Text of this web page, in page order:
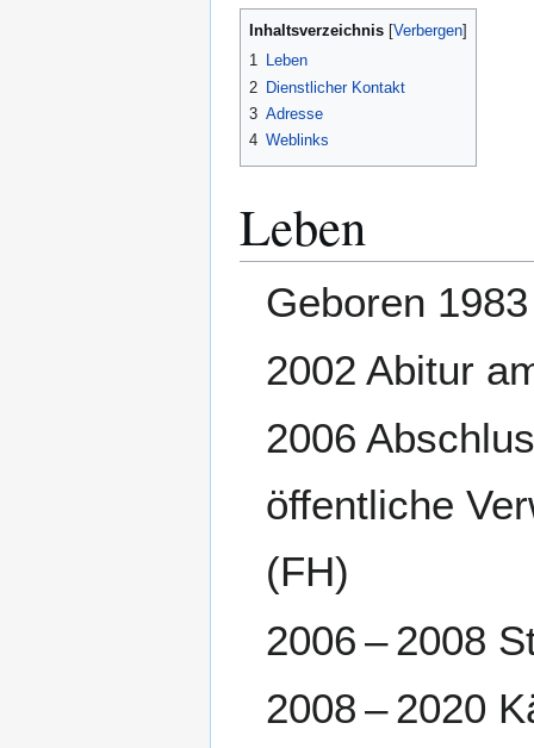
Inhaltsverzeichnis
1 Leben
2 Dienstlicher Kontakt
3 Adresse
4 Weblinks
Leben
Geboren
2002 Abitur
2006
öffentliche
(FH)
2006 – 2008
2008 – 2020